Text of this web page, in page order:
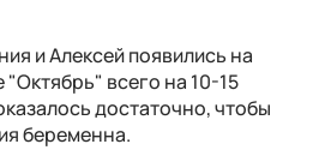
и Алексей появились на
всего на 10-15
достаточно, чтобы
беременна.